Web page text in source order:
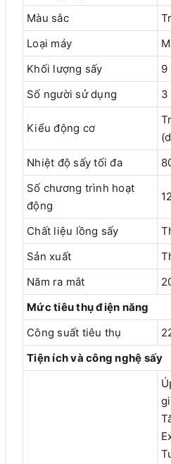
Màu sắc
Loại máy
Khối lượng sấy
9
Số người sử dụng
3
Kiểu động cơ
Nhiệt độ sấy tối đa
Số chương trình hoạt
động
Chất liệu lồng sấy
Sản xuất
Năm ra mắt
Mức tiêu thụ điện năng
Công suất tiêu thụ
Tiện ích và công nghệ sấy